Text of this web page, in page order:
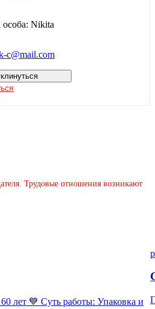
особа: Nikita
c@mail.com
Трудовые отношения возникают
💙 Суть работы: Упаковка и